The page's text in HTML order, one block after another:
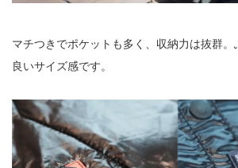
マチつきでポケットも多く、収納力は抜群
良いサイズ感です。